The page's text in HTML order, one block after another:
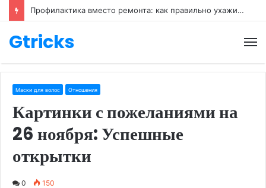
Профилактика вместо ремонта: как правильно ухаживать за обувью
Gtricks
Маски для волос Отношения
Картинки с пожеланиями на
26 ноября: Успешные
открытки
0 150